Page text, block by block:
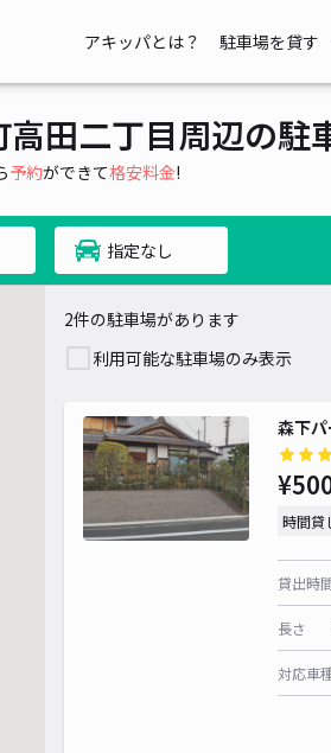
アキッパとは？ 駐車場を貸す
田二丁目周辺の駐
予約ができて格安料金!
指定なし
2件の駐車場があります
利用可能な駐車場のみ表示
森下
時間貸
貸出時
長さ
対応車